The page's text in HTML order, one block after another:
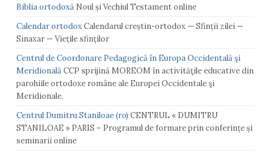
Biblia ortodoxăNoul și Vechiul Testament online
Calendar ortodoxCalendarul creștin-ortodox — Sfinții zilei —
Sinaxar — Viețile sfinților
Centrul de Coordonare Pedagogică în Europa Occidentală şi
MeridionalăCCP sprijină MOREOM în activităţile educative din
parohiile ortodoxe române ale Europei Occidentale şi
Meridionale.
Centrul Dumitru Staniloae (ro)
STANILOAE » PARIS – Programul de formare prin conferințe și
seminarii online